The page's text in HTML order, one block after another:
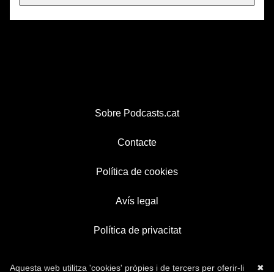
Sobre Podcasts.cat
Contacte
Política de cookies
Avís legal
Política de privacitat
✖
Aquesta web utilitza 'cookies' pròpies i de tercers per oferir-li